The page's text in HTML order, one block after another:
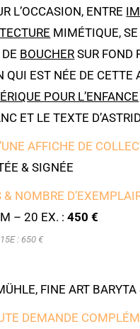
L’OCCASION, ENTRE
MIMÉTIQUE,
BOUCHER SUR FOND
QUI EST NÉE DE CETTE
POUR L’ENFANCE
ET LE TEXTE
AFFICHE DE
& SIGNÉE
& NOMBRE
– 20 EX. :450 €
: 650 €
FINE ART
DEMANDE